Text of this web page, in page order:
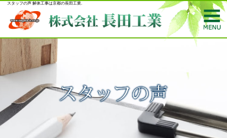
スタッフの声 解体工事は京都の長田工業.